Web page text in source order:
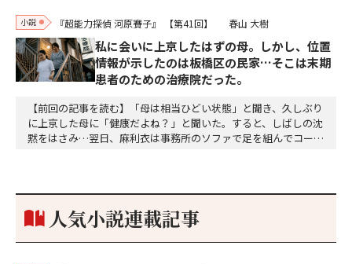
小説 『超能力探偵 河原賽子』 【第41回】 春山 大樹
私に会いに上京したはずの母。しかし、位置
情報が示したのは板橋区の民家…そこは末期
患者のための治療院だった。
【前回の記事を読む】「母は相当ひどい状態」と聞き、久しぶり
に上京した母に「健康だよね？」と聞いた。すると、しばしの沈
黙をはさみ…翌日、麻利衣は事務所のソファで足を組んでコーヒ
個のサイコロが握られていた。「やはり私はあなたの超…
人気小説連載記事